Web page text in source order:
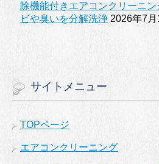
除機能付きエアコンクリーニ
ビや臭いを分解洗浄 2026年7月
サイトメニュー
TOPページ
エアコンクリーニング